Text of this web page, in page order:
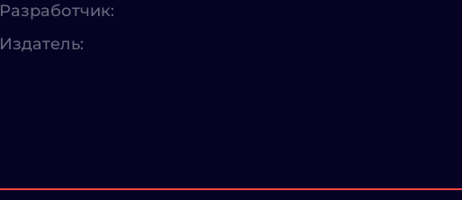
Разработчик:
Издатель: